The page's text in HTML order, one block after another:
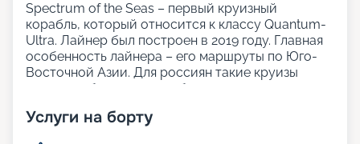
Spectrum of the Seas – первый круизный
корабль, который относится к классу Quantum-
Ultra. Лайнер был построен в 2019 году. Главная
особенность лайнера – его маршруты по Юго-
Восточной Азии. Для россиян такие круизы
доступны без виз при соблюдении некоторых
регион.
Услуги на борту